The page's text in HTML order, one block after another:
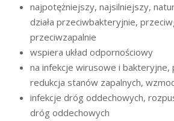
najpotężniejszy, najsilniejszy,
działa przeciwbakteryjnie,
przeciwzapalnie
wspiera układ odpornościowy
na infekcje wirusowe i bakteryjne,
redukcja stanów zapalnych,
infekcje dróg oddechowych,
dróg oddechowych